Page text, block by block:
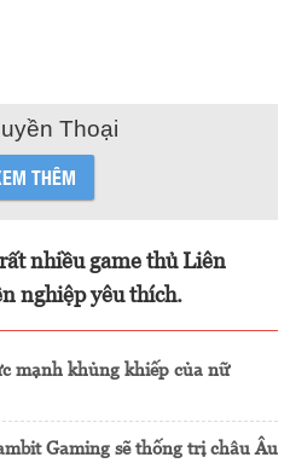
Thoại
THÊM
nhiều game thủ Liên
nghiệp yêu thích.
mạnh khủng khiếp của nữ
Gaming sẽ thống trị châu Âu